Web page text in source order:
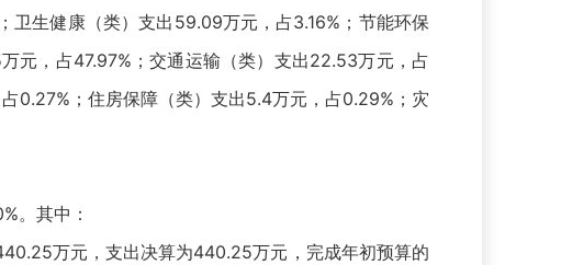
卫生健康（类）支出59.09万元，占3.16%；节能环保
元，占47.97%；交通运输（类）支出22.53万元，占
0.27%；住房保障（类）支出5.4万元，占0.29%；灾
。其中：
万元，支出决算为440.25万元，完成年初预算的